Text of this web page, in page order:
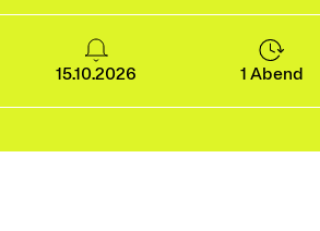
15.10.2026 1 Abend